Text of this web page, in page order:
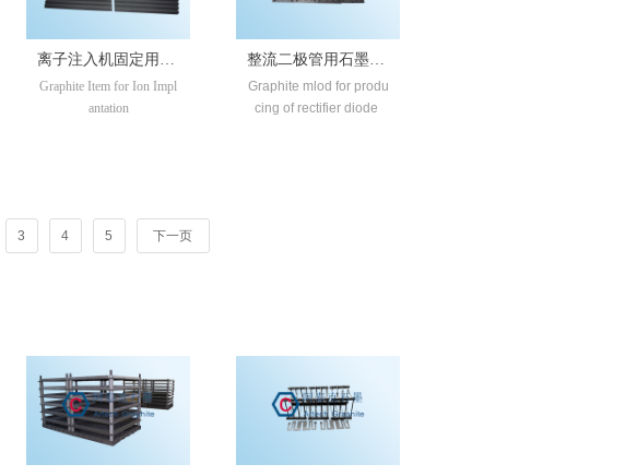
离子注入机固定用石
墨部件
Graphite Item for Ion Impl
antation
整流二极管用石墨模
具
Graphite mlod for produ
cing of rectifier diode
3 4 5 下一页